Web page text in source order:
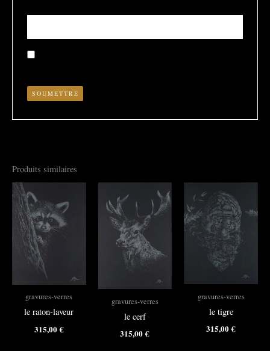
Produits similaires
gravures-verres
le raton-laveur
315,00€
gravures-verres
le cerf
315,00€
gravures-verres
le tigre
315,00€